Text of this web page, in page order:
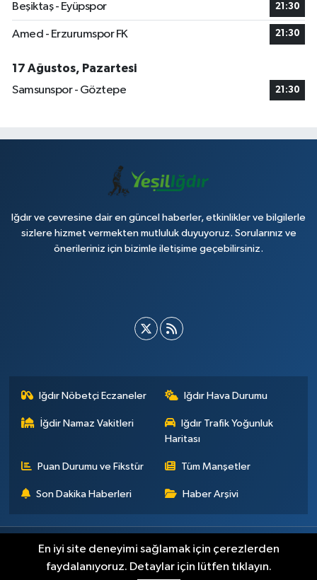
Beşiktaş - Eyüpspor 21:30
Amed - Erzurumspor FK 21:30
17 Ağustos, Pazartesi
Samsunspor - Göztepe
21:30
Iğdır ve çevresine dair en güncel haberler, etkinlikler ve bilgilerle
sizlere hizmet vermekten mutluluk duyuyoruz. Sorularınız ve
önerileriniz için bizimle iletişime geçebilirsiniz.
Iğdır Nöbetçi Eczaneler Iğdır Hava Durumu
İğdir Namaz Vakitleri
Iğdır Trafik Yoğunluk
Haritası
Puan Durumu ve Fikstür Tüm Manşetler
Son Dakika Haberleri Haber Arşivi
Künye İletişim Çerez Politikası Gizlilik ilkeleri
En iyi site deneyimi sağlamak için çerezlerden
faydalanıyoruz. Detaylar için lütfen tıklayın.